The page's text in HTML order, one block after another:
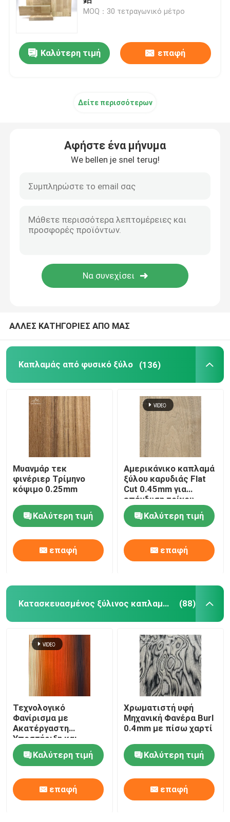
Κατασκευασμένος ξύλινος καπλαμάς
Ξύλινη ζώνη ακρών
Κοντραπλακέ καπλαμάδων σκληρού ξύλου
mdf ξύλινος πίνακας
Πίνακας με δάχτυλα από καουτσούκ
MOQ：30 τετραγωνικό μέτρο
Καλύτερη τιμή επαφή
Δείτε περισσότερων
Αφήστε ένα μήνυμα
We bellen je snel terug!
ΑΛΛΕΣ ΚΑΤΗΓΟΡΙΕΣ ΑΠΟ ΜΑΣ
Καπλαμάς από φυσικό ξύλο (136)
Μυανμάρ τεκ
φινέριερ Τρίμηνο
κόψιμο 0.25mm
Καλύτερη τιμή
επαφή
Αμερικάνικο καπλαμά
ξύλου καρυδιάς Flat
Cut 0.45mm για
επένδυση τοίχου
Καλύτερη τιμή
επαφή
Κατασκευασμένος ξύλινος καπλαμάς (88)
Τεχνολογικό
Φανίρισμα με
Ακατέργαστη
Υποστήριξη και
Μονάδα 0,4 χιλιοστών
στο χρώμα Νεόν
Καλύτερη τιμή
επαφή
Χρωματιστή υφή
Μηχανική Φανέρα Burl
0.4mm με πίσω χαρτί
Καλύτερη τιμή
επαφή